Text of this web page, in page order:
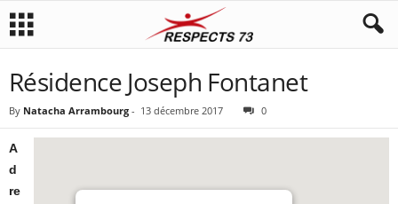
Résidence Joseph Fontanet
By Natacha Arrambourg - 13 décembre 2017 0
A
d
re